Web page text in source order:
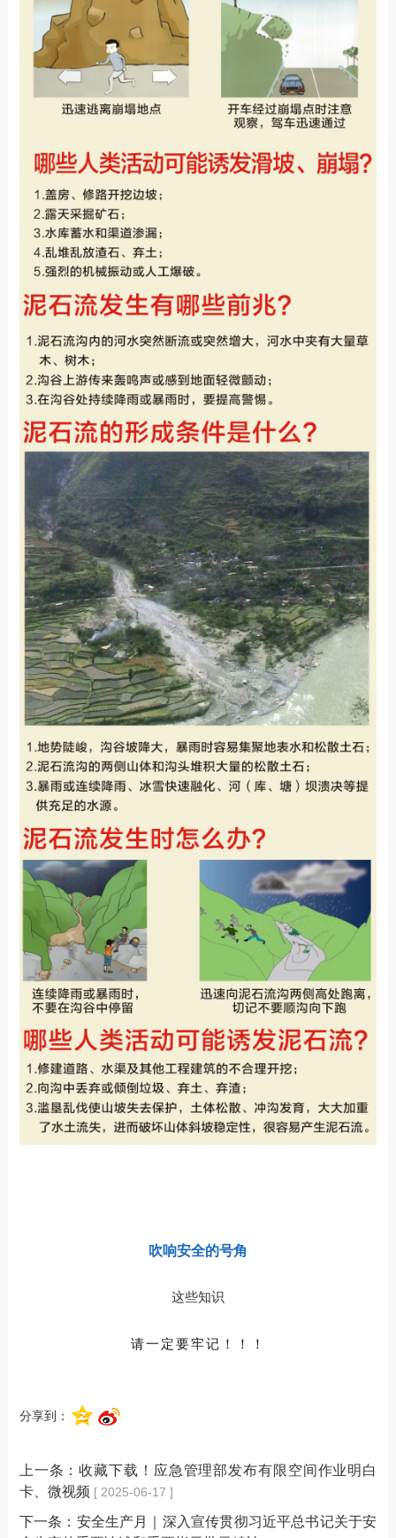
吹响安全的号角
这些知识
请一定要牢记！！！
分享到：
上一条：收藏下载！应急管理部发布有限空间作业明白
卡、微视频 [ 2025-06-17 ]
下一条： 安全生产月｜深入宣传贯彻习近平总书记关于安